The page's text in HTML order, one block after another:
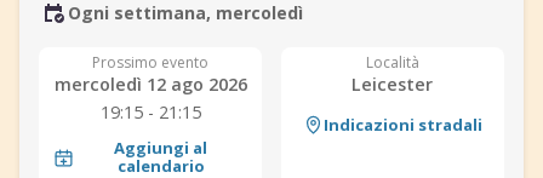
Aggiungi evento
Ogni settimana, mercoledì
Prossimo evento
mercoledì 12 ago 2026
19:15 - 21:15
Aggiungi al
calendario
Località
Leicester
Indicazioni stradali